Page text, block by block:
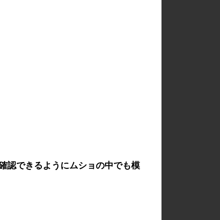
認できるようにムショの中でも模